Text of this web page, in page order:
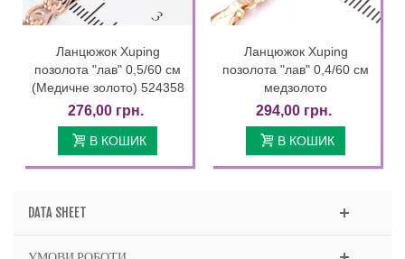
Ланцюжок Xuping
позолота "лав" 0,5/60 см
(Медичне золото) 524358
276,00 грн.
В КОШИК
Ланцюжок Xuping
позолота "лав" 0,4/60 см
медзолото
294,00 грн.
В КОШИК
DATA SHEET